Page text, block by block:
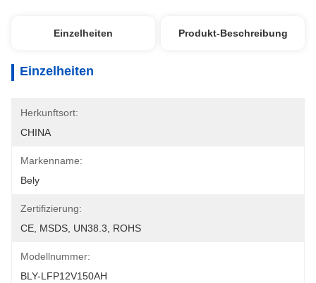
Einzelheiten Produkt-Beschreibung
Einzelheiten
Herkunftsort:
CHINA
Markenname:
Bely
Zertifizierung:
CE, MSDS, UN38.3, ROHS
Modellnummer:
BLY-LFP12V150AH